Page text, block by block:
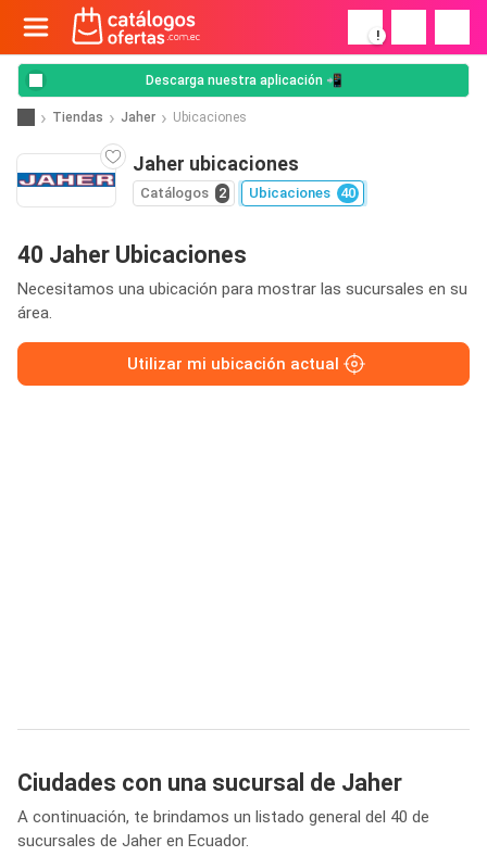
!
Descarga nuestra aplicación 📲
Tiendas Jaher Ubicaciones
Jaher ubicaciones
Catálogos 2 Ubicaciones 40
40 Jaher Ubicaciones
Necesitamos una ubicación para mostrar las sucursales en su
área.
Utilizar mi ubicación actual
Ciudades con una sucursal de Jaher
A continuación, te brindamos un listado general del 40 de
sucursales de Jaher en Ecuador.